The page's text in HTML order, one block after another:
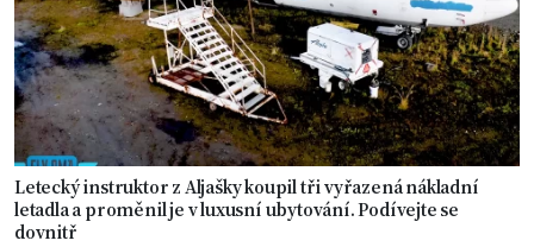
Letecký instruktor z Aljašky koupil tři vyřazená nákladní
letadla a proměnil je v luxusní ubytování. Podívejte se
dovnitř